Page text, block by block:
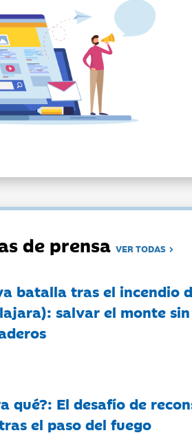
de prensaVER TODAS
batalla tras el incendio
salvar el monte
qué?: El desafío de
el paso del fuego